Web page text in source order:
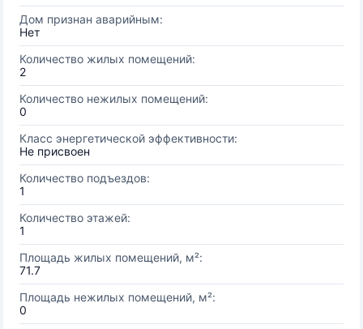
Дом признан аварийным:
Нет
Количество жилых помещений:
2
Количество нежилых помещений:
0
Класс энергетической эффективности:
Не присвоен
Количество подъездов:
1
Количество этажей:
1
Площадь жилых помещений, м²:
71.7
Площадь нежилых помещений, м²:
0